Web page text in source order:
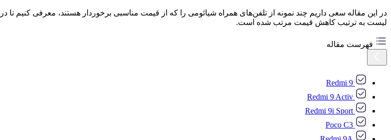
در این مقاله سعی داریم چند نمونه از تلفن‌های همراه شیائومی را که از قیمت مناسبی برخوردار هستند، معرفی کنیم تا در
لیست به ترتیب کاهش قیمت مرتب شده است.
فهرست مقاله